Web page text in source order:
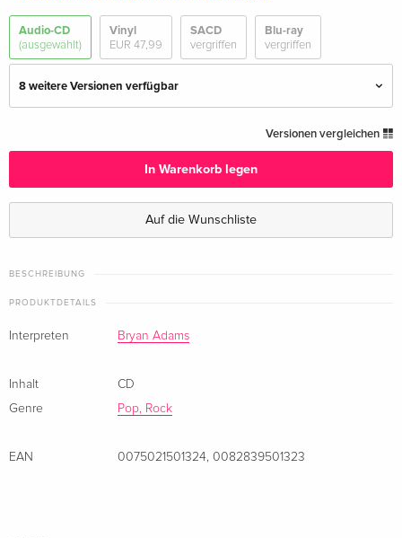
Audio-CD
(ausgewählt)
Vinyl
EUR 47,99
SACD
vergriffen
Blu-ray
vergriffen
8 weitere Versionen verfügbar
EUR 23,49
Japan Edition, Remastered
· Japan Edition
Remastered, 2 CDs + DVD + Blu-ray
· Japan Edition
· Japan Edition
Versionen vergleichen
In Warenkorb legen
Auf die Wunschliste
BESCHREIBUNG
PRODUKTDETAILS
Interpreten Bryan Adams
Inhalt
CD
Genre
Pop, Rock
EAN 0075021501324, 0082839501323